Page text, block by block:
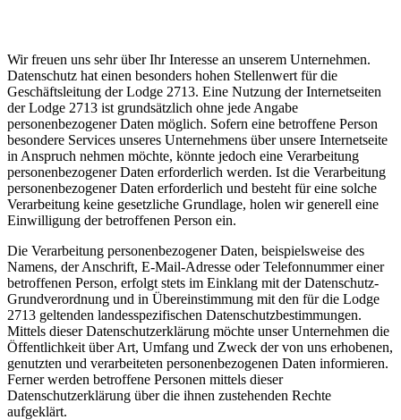
Wir freuen uns sehr über Ihr Interesse an unserem Unternehmen.
Datenschutz hat einen besonders hohen Stellenwert für die
Geschäftsleitung der Lodge 2713. Eine Nutzung der Internetseiten
der Lodge 2713 ist grundsätzlich ohne jede Angabe
personenbezogener Daten möglich. Sofern eine betroffene Person
besondere Services unseres Unternehmens über unsere Internetseite
in Anspruch nehmen möchte, könnte jedoch eine Verarbeitung
personenbezogener Daten erforderlich werden. Ist die Verarbeitung
personenbezogener Daten erforderlich und besteht für eine solche
Verarbeitung keine gesetzliche Grundlage, holen wir generell eine
Einwilligung der betroffenen Person ein.
Die Verarbeitung personenbezogener Daten, beispielsweise des
Namens, der Anschrift, E-Mail-Adresse oder Telefonnummer einer
betroffenen Person, erfolgt stets im Einklang mit der Datenschutz-
Grundverordnung und in Übereinstimmung mit den für die Lodge
2713 geltenden landesspezifischen Datenschutzbestimmungen.
Mittels dieser Datenschutzerklärung möchte unser Unternehmen die
Öffentlichkeit über Art, Umfang und Zweck der von uns erhobenen,
genutzten und verarbeiteten personenbezogenen Daten informieren.
Ferner werden betroffene Personen mittels dieser
Datenschutzerklärung über die ihnen zustehenden Rechte
aufgeklärt.